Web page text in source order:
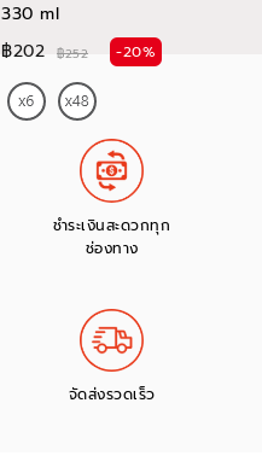
330 ml
฿202
฿252 -20%
ชำระเงินสะดวกทุก
ช่องทาง
จัดส่งรวดเร็ว